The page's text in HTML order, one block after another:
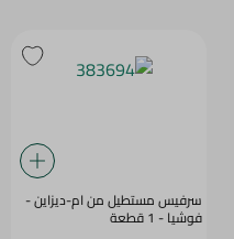
سرفيس مستطيل من ام-ديزاين -
فوشيا - 1 قطعة